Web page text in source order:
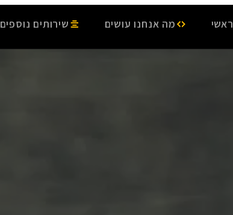
ראשי מה אנחנו עושים שירותים נוספים